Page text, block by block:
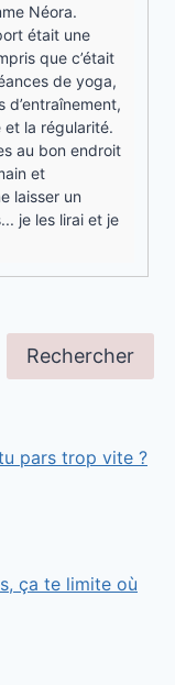
Néora.
était une
que c’était
de yoga,
d’entraînement,
et la régularité.
au bon endroit
et
laisser un
je les lirai et je
Rechercher
pars trop vite ?
ça te limite où